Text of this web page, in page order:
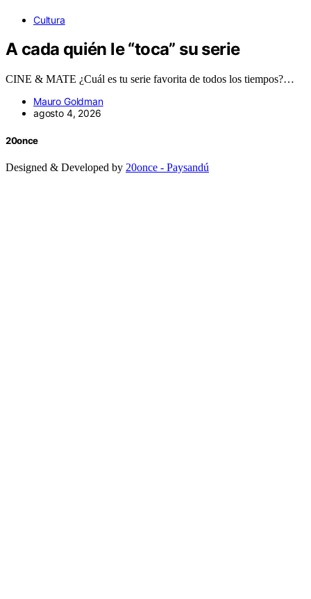
Cultura
A cada quién le “toca” su serie
CINE & MATE ¿Cuál es tu serie favorita de todos los tiempos?…
Mauro Goldman
agosto 4, 2026
20once
Designed & Developed by 20once - Paysandú